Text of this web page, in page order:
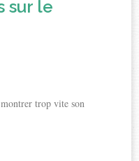
sur le
trop vite son